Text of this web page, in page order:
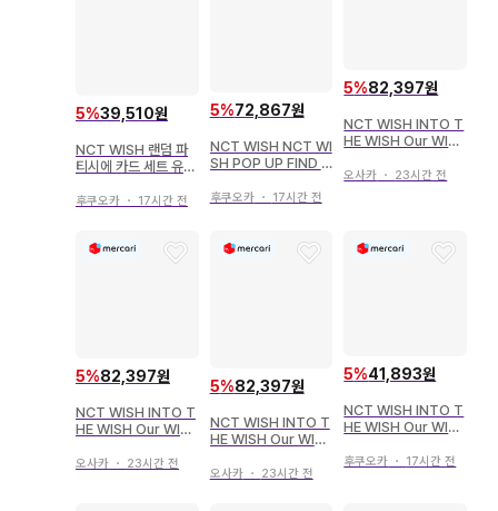
5%39,510원
NCT WISH 랜덤 파
티시에 카드 세트 유시
B
후쿠오카 ・ 17시간 전
5%72,867원
NCT WISH NCT WI
SH POP UP FIND Y
AKUYA WISH DOL
후쿠오카・ 17시간 전
5%82,397원
NCT WISH INTO T
HE WISH Our WIS
UL SION STAR WI
오사카 ・ 23시간 전
5%82,397원
NCT WISH INTO T
HE WISH Our WIS
UL JAEHEE STAR
오사카 ・ 23시간 전
5%82,397원
NCT WISH INTO T
HE WISH Our WIS
UL RYO STAR WIS
오사카・ 23시간 전
5%41,893원
NCT WISH INTO T
HE WISH Our WIS
UL 리쿠 페어리 테일
후쿠오카 ・ 17시간 전